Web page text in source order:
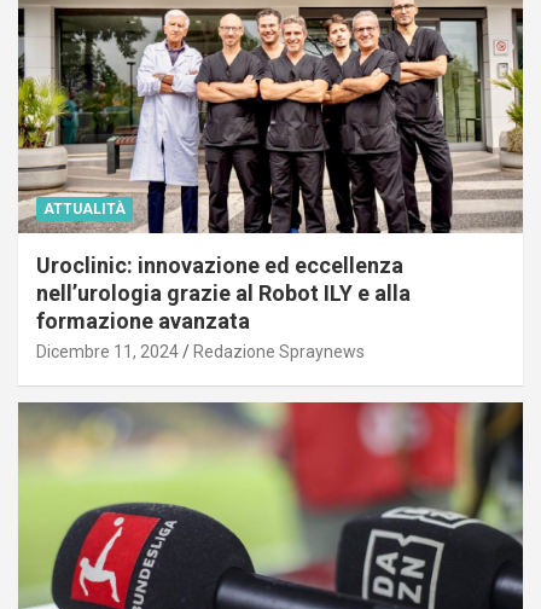
ATTUALITÀ
Uroclinic: innovazione ed eccellenza
nell’urologia grazie al Robot ILY e alla
formazione avanzata
Dicembre 11, 2024 Redazione Spraynews